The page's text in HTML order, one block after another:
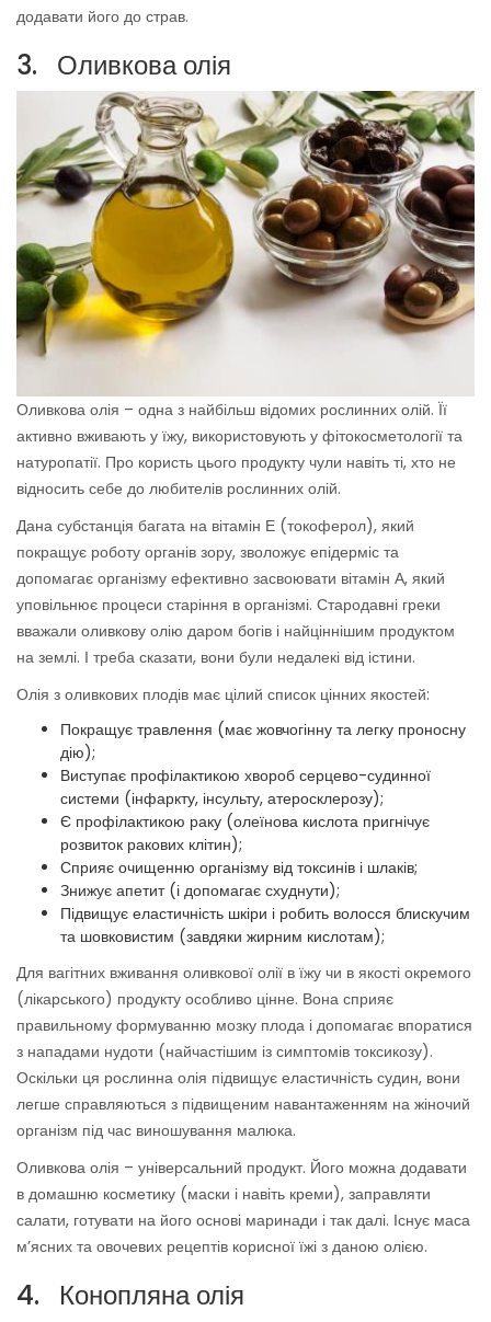
додавати його до страв.
3. Оливкова олія
Оливкова олія – одна з найбільш відомих рослинних олій. Її
активно вживають у їжу, використовують у фітокосметології та
натуропатії. Про користь цього продукту чули навіть ті, хто не
відносить себе до любителів рослинних олій.
Дана субстанція багата на вітамін Е (токоферол), який
покращує роботу органів зору, зволожує епідерміс та
допомагає організму ефективно засвоювати вітамін А, який
уповільнює процеси старіння в організмі. Стародавні греки
вважали оливкову олію даром богів і найціннішим продуктом
на землі. І треба сказати, вони були недалекі від істини.
Олія з оливкових плодів має цілий список цінних якостей:
Покращує травлення (має жовчогінну та легку проносну
дію);
Виступає профілактикою хвороб серцево-судинної
системи (інфаркту, інсульту, атеросклерозу);
Є профілактикою раку (олеїнова кислота пригнічує
розвиток ракових клітин);
Сприяє очищенню організму від токсинів і шлаків;
Знижує апетит (і допомагає схуднути);
Підвищує еластичність шкіри і робить волосся блискучим
та шовковистим (завдяки жирним кислотам);
Для вагітних вживання оливкової олії в їжу чи в якості окремого
(лікарського) продукту особливо цінне. Вона сприяє
правильному формуванню мозку плода і допомагає впоратися
з нападами нудоти (найчастішим із симптомів токсикозу).
Оскільки ця рослинна олія підвищує еластичність судин, вони
легше справляються з підвищеним навантаженням на жіночий
організм під час виношування малюка.
Оливкова олія – універсальний продукт. Його можна додавати
в домашню косметику (маски і навіть креми), заправляти
салати, готувати на його основі маринади і так далі. Існує маса
м’ясних та овочевих рецептів корисної їжі з даною олією.
4. Конопляна олія